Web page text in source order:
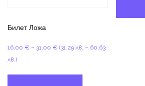
Билет Ложа
16,00 € – 31,00 € Price
(31.29 лв. – 60.63
лв.)